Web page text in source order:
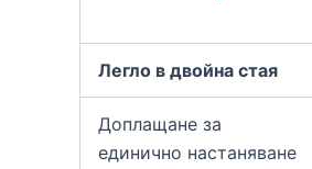
Легло в двойна стая
Доплащане за
единично настаняване